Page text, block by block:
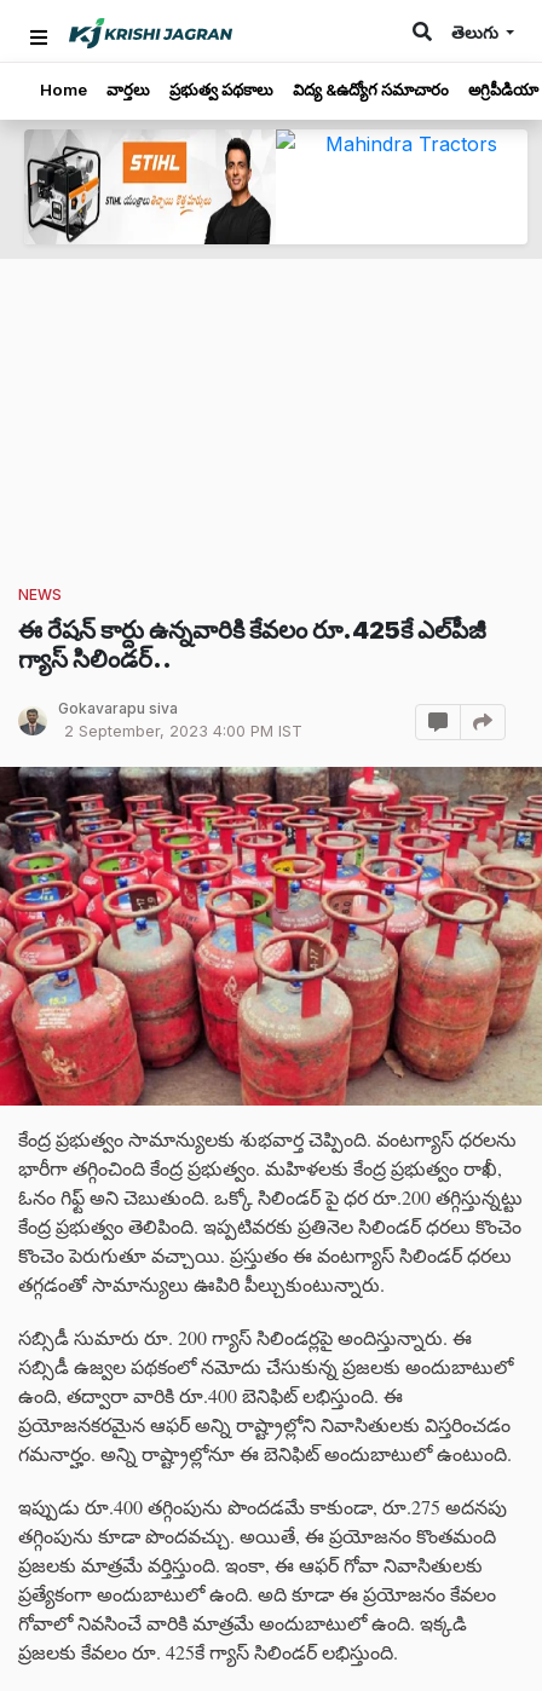
తెలుగు
Home వార్తలు ప్రభుత్వ పథకాలు విద్య &ఉద్యోగ సమాచారం అగ్రిపీడియా
NEWS
ఈ రేషన్ కార్దు ఉన్నవారికి కేవలం రూ.425కే ఎల్‌పీజీ
గ్యాస్ సిలిండర్‌..
Gokavarapu siva
2 September, 2023 4:00 PM IST
కేంద్ర ప్రభుత్వం సామాన్యులకు శుభవార్త చెప్పింది. వంటగ్యాస్ ధరలను
భారీగా తగ్గించింది కేంద్ర ప్రభుత్వం. మహిళలకు కేంద్ర ప్రభుత్వం రాఖీ,
ఓనం గిఫ్ట్ అని చెబుతుంది. ఒక్కో సిలిండర్ పై ధర రూ.200 తగ్గిస్తున్నట్టు
కేంద్ర ప్రభుత్వం తెలిపింది. ఇప్పటివరకు ప్రతినెల సిలిండర్ ధరలు కొంచెం
కొంచెం పెరుగుతూ వచ్చాయి. ప్రస్తుతం ఈ వంటగ్యాస్ సిలిండర్ ధరలు
తగ్గడంతో సామాన్యులు ఊపిరి పీల్చుకుంటున్నారు.
సబ్సిడీ సుమారు రూ. 200 గ్యాస్ సిలిండర్లపై అందిస్తున్నారు. ఈ
సబ్సిడీ ఉజ్వల పథకంలో నమోదు చేసుకున్న ప్రజలకు అందుబాటులో
ఉంది, తద్వారా వారికి రూ.400 బెనిఫిట్ లభిస్తుంది. ఈ
ప్రయోజనకరమైన ఆఫర్ అన్ని రాష్ట్రాల్లోని నివాసితులకు విస్తరించడం
గమనార్హం. అన్ని రాష్ట్రాల్లోనూ ఈ బెనిఫిట్ అందుబాటులో ఉంటుంది.
ఇప్పుడు రూ.400 తగ్గింపును పొందడమే కాకుండా, రూ.275 అదనపు
తగ్గింపును కూడా పొందవచ్చు. అయితే, ఈ ప్రయోజనం కొంతమంది
ప్రజలకు మాత్రమే వర్తిస్తుంది. ఇంకా, ఈ ఆఫర్ గోవా నివాసితులకు
ప్రత్యేకంగా అందుబాటులో ఉంది. అది కూడా ఈ ప్రయోజనం కేవలం
గోవాలో నివసించే వారికి మాత్రమే అందుబాటులో ఉంది. ఇక్కడి
ప్రజలకు కేవలం రూ. 425కే గ్యాస్ సిలిండర్ లభిస్తుంది.